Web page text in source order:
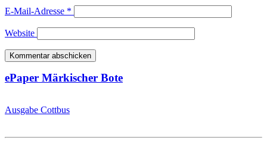
E-Mail-Adresse *
Website
ePaper Märkischer Bote
Ausgabe Cottbus